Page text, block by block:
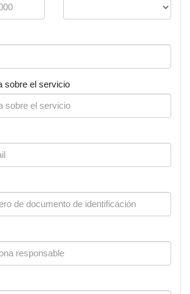
sobre el servicio